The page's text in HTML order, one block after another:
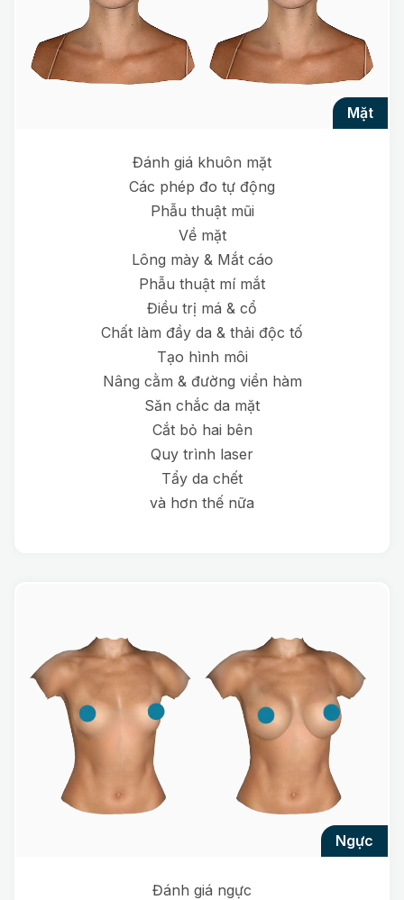
mặt
Đánh giá khuôn mặt
Các phép đo tự động
Phẫu thuật mũi
Về mặt
Lông mày & Mắt cáo
Phẫu thuật mí mắt
Điều trị má & cổ
Chất làm đầy da & thải độc tố
Tạo hình môi
Nâng cằm & đường viền hàm
Săn chắc da mặt
Cắt bỏ hai bên
Quy trình laser
Tẩy da chết
và hơn thế nữa
ngực
Đánh giá ngực